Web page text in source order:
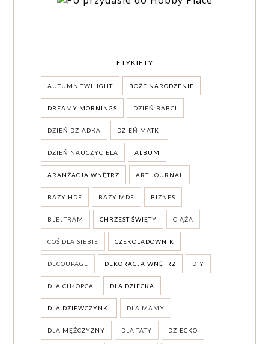
ETYKIETY
AUTUMN TWILIGHT BOŻE NARODZENIE
DREAMY MORNINGS DZIEŃ BABCI
DZIEŃ DZIADKA DZIEŃ MATKI
DZIEŃ NAUCZYCIELA ALBUM
ARANŻACJA WNĘTRZ ART JOURNAL
BAZY HDF BAZY MDF BIZNES
BLEJTRAM CHRZEST ŚWIĘTY CIĄŻA
COŚ DLA SIEBIE CZEKOLADOWNIK
DECOUPAGE DEKORACJA WNĘTRZ DIY
DLA CHŁOPCA DLA DZIECKA
DLA DZIEWCZYNKI DLA MAMY
DLA MĘŻCZYZNY DLA TATY DZIECKO